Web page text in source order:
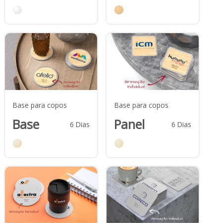
Base para copos
Base 6 Dias
Base para copos
Panel 6 Dias